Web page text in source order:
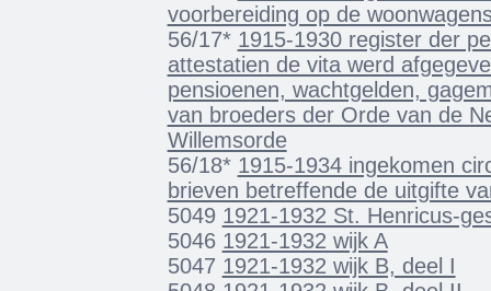
voorbereiding op de
56/17* 1915-1930 register der
attestatien de vita werd
pensioenen, wachtgelden,
van broeders der Orde van de
Willemsorde
56/18* 1915-1934 ingekomen
brieven betreffende de uitgifte
5049 1921-1932 St. Henricus-
5046 1921-1932 wijk A
5047 1921-1932 wijk B, deel I